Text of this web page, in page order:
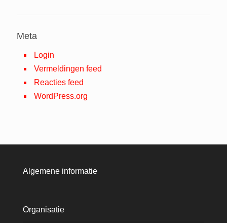
Meta
Login
Vermeldingen feed
Reacties feed
WordPress.org
Algemene informatie
Organisatie